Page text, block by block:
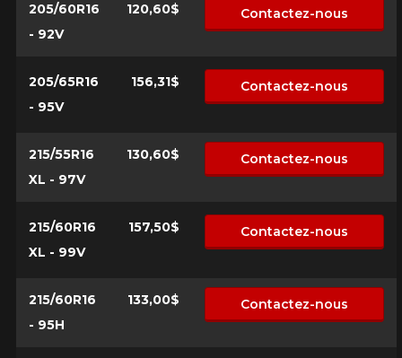
205/60R16
- 92V
120,60$ Contactez-nous
205/65R16
- 95V
156,31$ Contactez-nous
215/55R16
XL - 97V
130,60$ Contactez-nous
215/60R16
XL - 99V
157,50$ Contactez-nous
215/60R16
- 95H
133,00$ Contactez-nous